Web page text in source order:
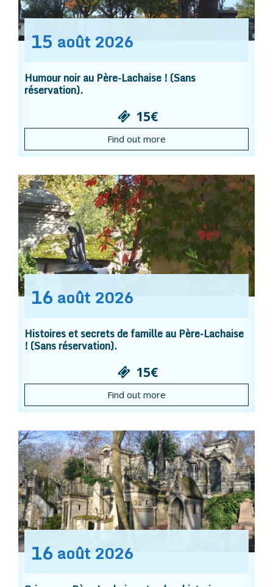
15 août 2026
Humour noir au Père-Lachaise ! (Sans
réservation).
15€
Find out more
16 août 2026
Histoires et secrets de famille au Père-Lachaise
! (Sans réservation).
15€
Find out more
16 août 2026